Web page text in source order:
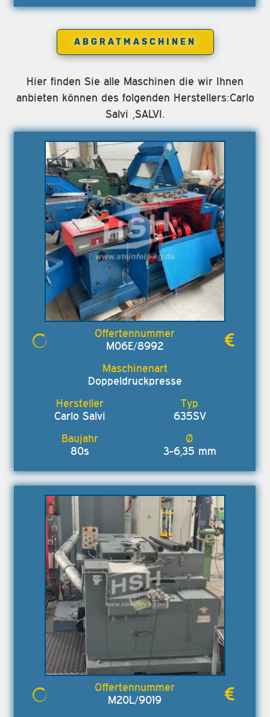
ABGRATMASCHINEN
Hier finden Sie alle Maschinen die wir Ihnen
anbieten können des folgenden Herstellers:Carlo
Salvi ,SALVI.
M06E/8992
Doppeldruckpresse
Carlo Salvi 635SV
80s 3-6,35 mm
M20L/9019